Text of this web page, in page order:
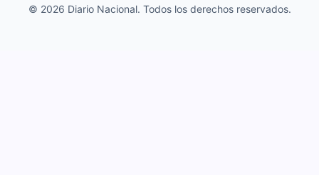
© 2026 Diario Nacional. Todos los derechos reservados.